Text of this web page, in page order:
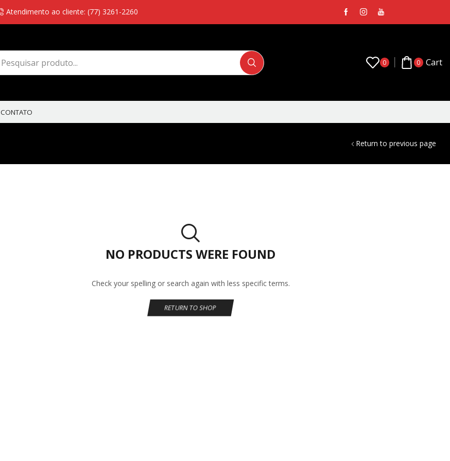
Atendimento ao cliente: (77) 3261-2260
0 0 Cart
CONTATO
Return to previous page
NO PRODUCTS WERE FOUND
Check your spelling or search again with less specific terms.
RETURN TO SHOP